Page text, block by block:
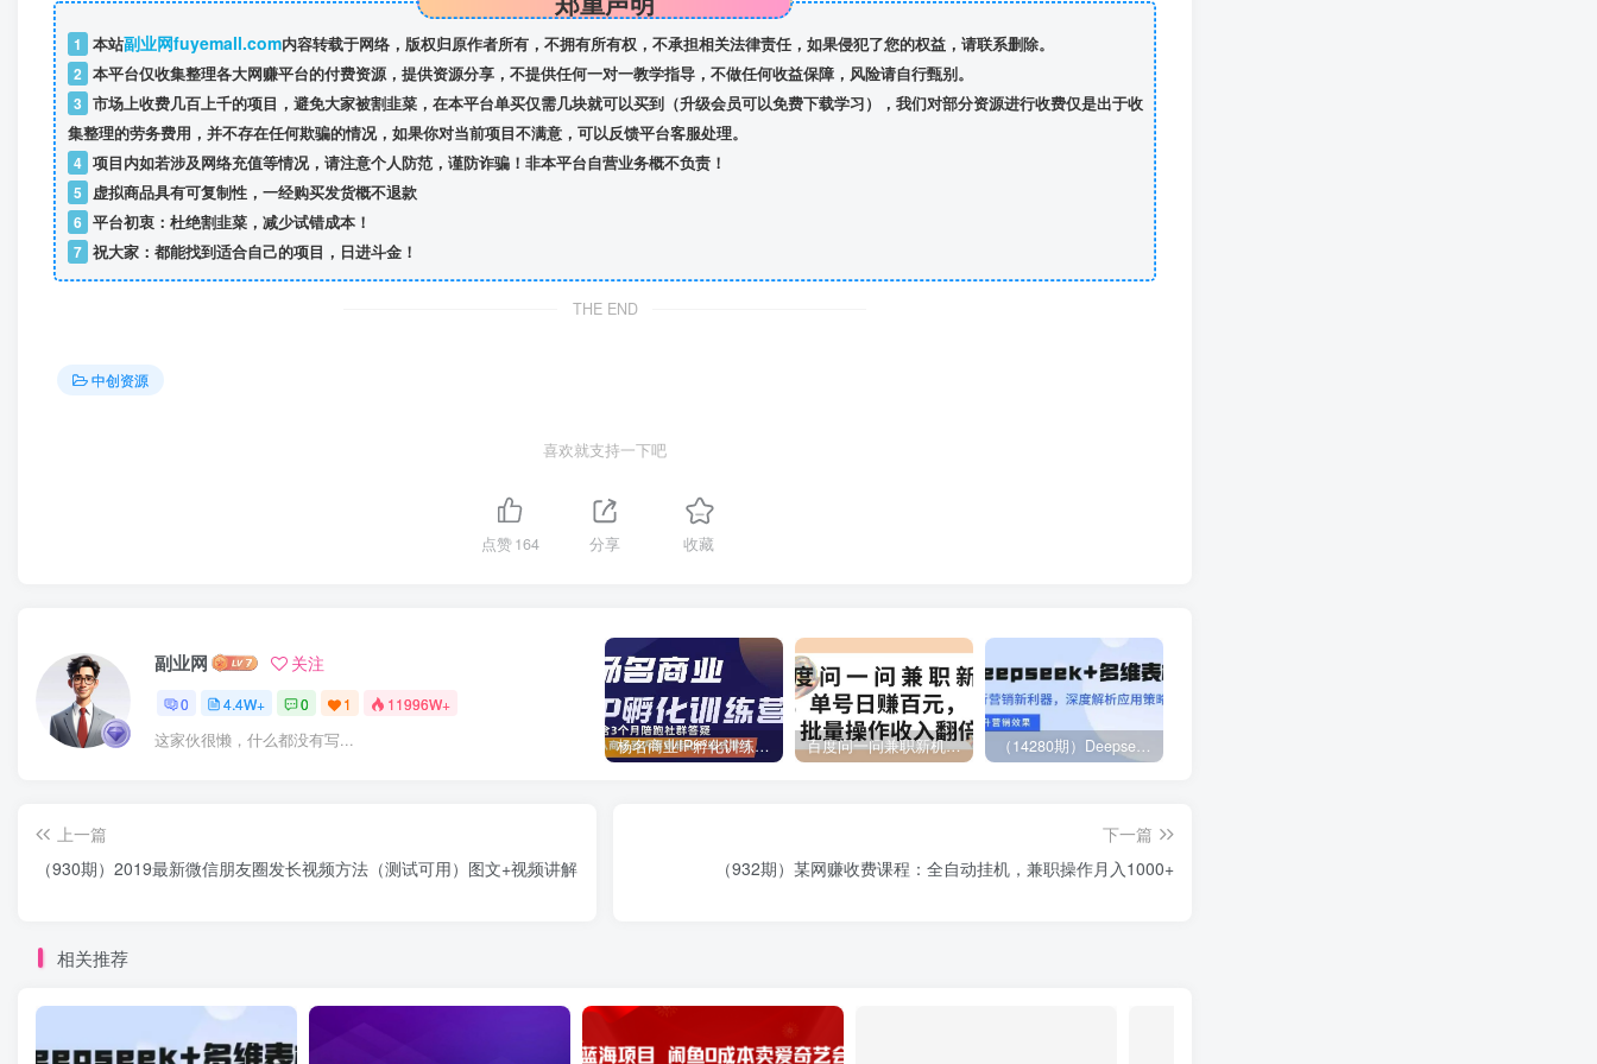
1 本站副业网fuyemall.com内容转载于网络，版权归原作者所有，不拥有所有权，不承担相关法律责任，如果侵犯了您的权益，请联系删除。
2 本平台仅收集整理各大网赚平台的付费资源，提供资源分享，不提供任何一对一教学指导，不做任何收益保障，风险请自行甄别。
3 市场上收费几百上千的项目，避免大家被割韭菜，在本平台单买仅需几块就可以买到（升级会员可以免费下载学习），我们对部分资源进行收费仅是出于收
集整理的劳务费用，并不存在任何欺骗的情况，如果你对当前项目不满意，可以反馈平台客服处理。
4 项目内如若涉及网络充值等情况，请注意个人防范，谨防诈骗！非本平台自营业务概不负责！
5
虚拟商品具有可复制性，一经购买发货概不退款
6 平台初衷：杜绝割韭菜，减少试错成本！
7 祝大家：都能找到适合自己的项目，日进斗金！
THE END
中创资源
喜欢就支持一下吧
点赞164 分享 收藏
副业网 关注
0 4.4W+ 0 1 11996W+
这家伙很懒，什么都没有写... 杨名商业IP孵化训练营，从商业到内容到转化一站式学 价值5980元 百度问一问兼职新机遇，单号日赚百元，批量操作收入翻倍 （14280期）Deepseek+多维表格，银行营销新利器，深度解析应用策略，提升营销效果
上一篇
（930期）2019最新微信朋友圈发长视频方法（测试可用）图文+视频讲解
下一篇
（932期）某网赚收费课程：全自动挂机，兼职操作月入1000+
相关推荐